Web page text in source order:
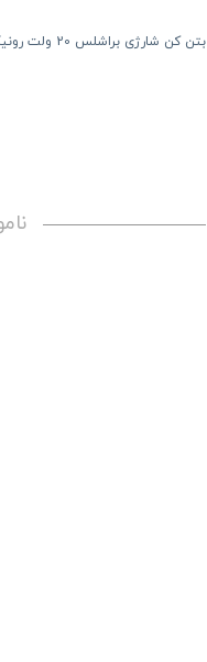
بتن کن شارژی براشلس 20 ولت رونیکس مدل 8910k